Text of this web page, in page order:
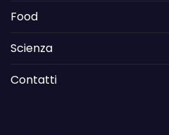
Food
Scienza
Contatti